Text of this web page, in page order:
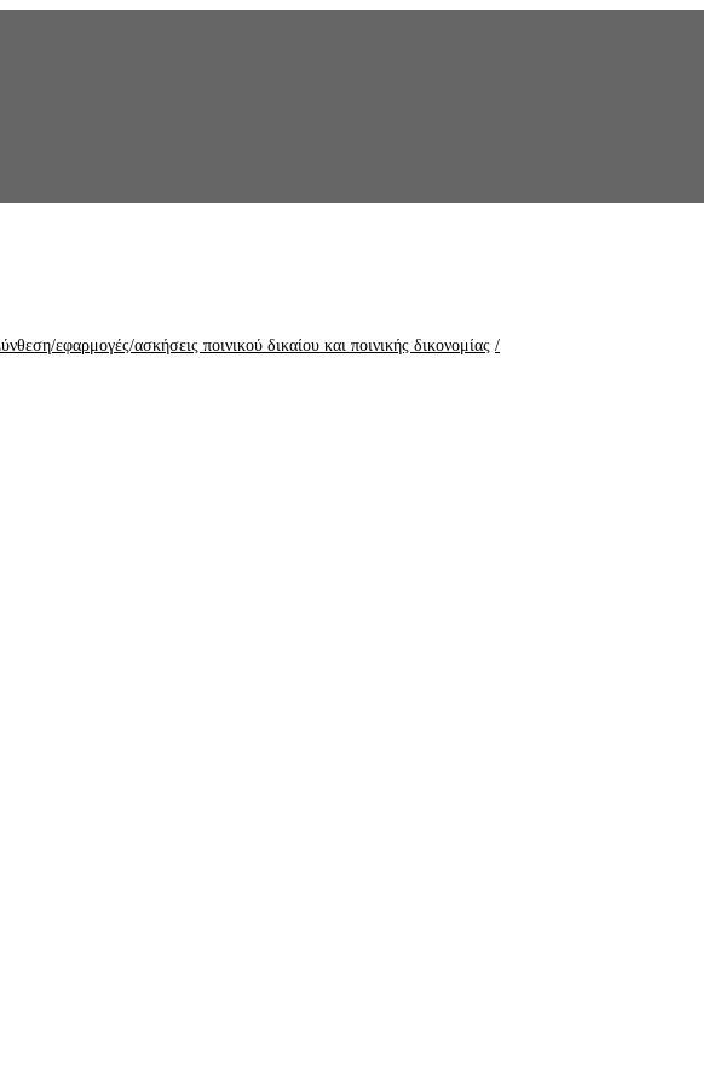
εφαρμογές/ασκήσεις ποινικού δικαίου και ποινικής δικονομίας /